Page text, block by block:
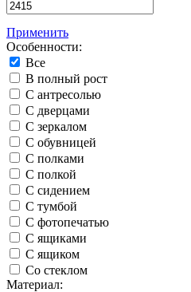
Применить
Особенности:
Все
В полный рост
С антресолью
С дверцами
С зеркалом
С обувницей
С полками
С полкой
С сидением
С тумбой
С фотопечатью
С ящиками
С ящиком
Со стеклом
Материал: